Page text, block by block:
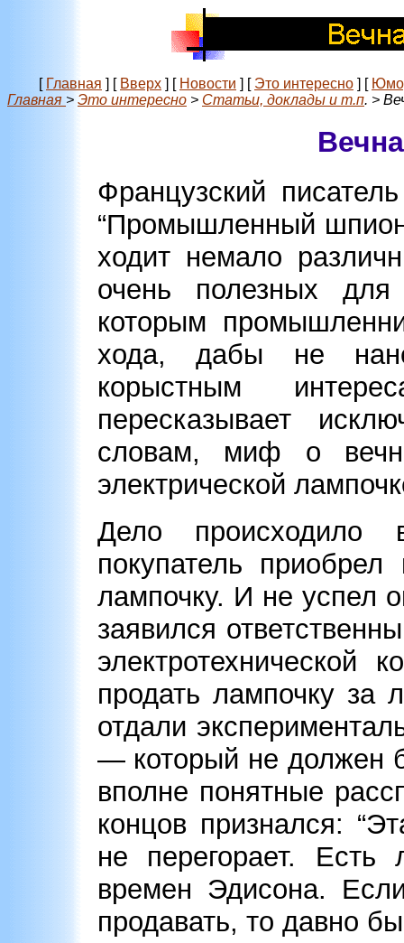
[ Главная ] [ Вверх ] [ Новости ] [ Это интересно ] [
Главная > Это интересно > Статьи, доклады и т.п. >
Французский
“Промышленный
ходит немало
очень полезных для
которым
хода, дабы не
корыстным
пересказывает
словам, миф о
электрической
Дело
покупатель
лампочку. И не успел
заявился
электротехнической
продать лампочку
отдали
— который не должен
вполне понятные
концов признался:
не перегорает. Есть
времен Эдисона.
продавать, то давно